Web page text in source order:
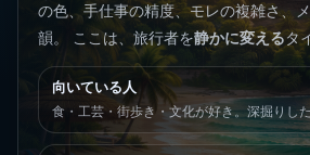
の色、手仕事の精度、モレの複雑さ、
韻。 ここは、旅行者を静かに変えるタ
向いている人
食・工芸・街歩き・文化が好き。深掘りした